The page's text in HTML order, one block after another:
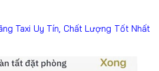
Taxi Uy Tín, Chất Lượng Tốt Nhất